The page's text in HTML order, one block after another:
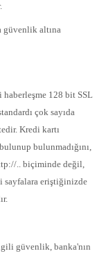
güvenlik altına
128 bit SSL
çok sayıda
Kredi kartı
bulunmadığını,
.. biçiminde değil,
sayfalara eriştiğinizde
güvenlik, banka'nın